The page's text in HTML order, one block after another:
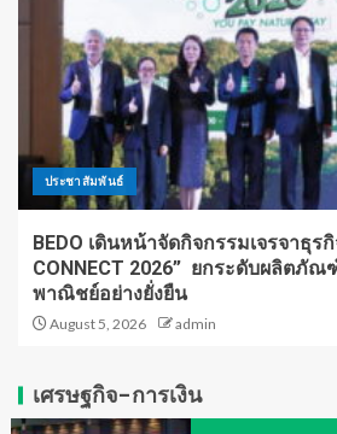
ประชาสัมพันธ์
BEDO เดินหน้าจัดกิจกรรมเจรจาธุรกิ
CONNECT 2026” ยกระดับผลิตภั
พาณิชย์อย่างยั่งยืน
August 5, 2026 admin
เศรษฐกิจ-การเงิน